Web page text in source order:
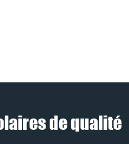
de qualité